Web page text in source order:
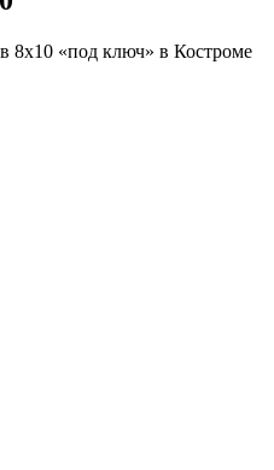
8х10 «под ключ» в Костроме